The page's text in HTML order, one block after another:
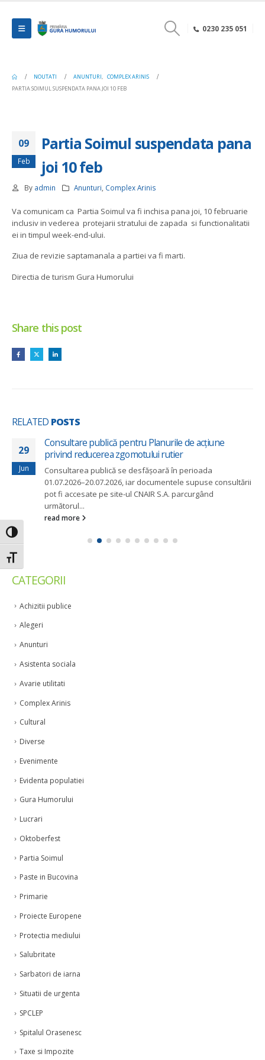
Toggle High Contrast
Toggle Font size
0230 235 051
NOUTATI ANUNTURI, COMPLEX ARINIS
PARTIA SOIMUL SUSPENDATA PANA JOI 10 FEB
09
Feb
Partia Soimul suspendata pana
joi 10 feb
By admin Anunturi Complex Arinis
Va comunicam ca Partia Soimul va fi inchisa pana joi, 10 februarie
inclusiv in vederea protejarii stratului de zapada si functionalitatii
ei in timpul week-end-ului.
Ziua de revizie saptamanala a partiei va fi marti.
Directia de turism Gura Humorului
Share this post
RELATED POSTS
29
Jun
Consultare publică pentru Planurile de acțiune
privind reducerea zgomotului rutier
Consultarea publică se desfășoară în perioada
01.07.2026–20.07.2026, iar documentele supuse consultării
pot fi accesate pe site-ul CNAIR S.A. parcurgând
următorul...
read more
CATEGORII
Achizitii publice
Alegeri
Anunturi
Asistenta sociala
Avarie utilitati
Complex Arinis
Cultural
Diverse
Evenimente
Evidenta populatiei
Gura Humorului
Lucrari
Oktoberfest
Partia Soimul
Paste in Bucovina
Primarie
Proiecte Europene
Protectia mediului
Salubritate
Sarbatori de iarna
Situatii de urgenta
SPCLEP
Spitalul Orasenesc
Taxe si Impozite